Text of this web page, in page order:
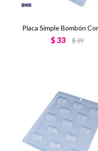
Placa Simple Bombón
$ 33 $39